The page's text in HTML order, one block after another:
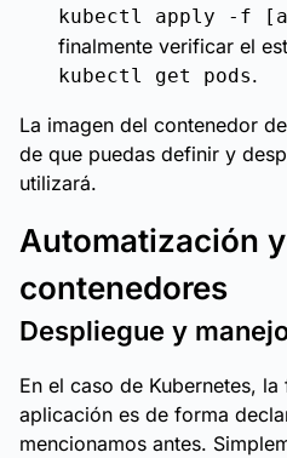
kubectl apply -f
finalmente verificar el
kubectl get pods.
La imagen del contenedor
de que puedas definir y
utilizará.
Automatización
contenedores
Despliegue y
En el caso de Kubernetes,
aplicación es de forma
mencionamos antes.